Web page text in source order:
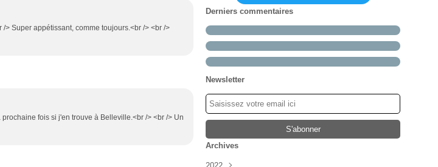
> Super appétissant, comme toujours.<br /> <br />
fois si j'en trouve à Belleville.<br /> <br /> Un
Derniers commentaires
Newsletter
Archives